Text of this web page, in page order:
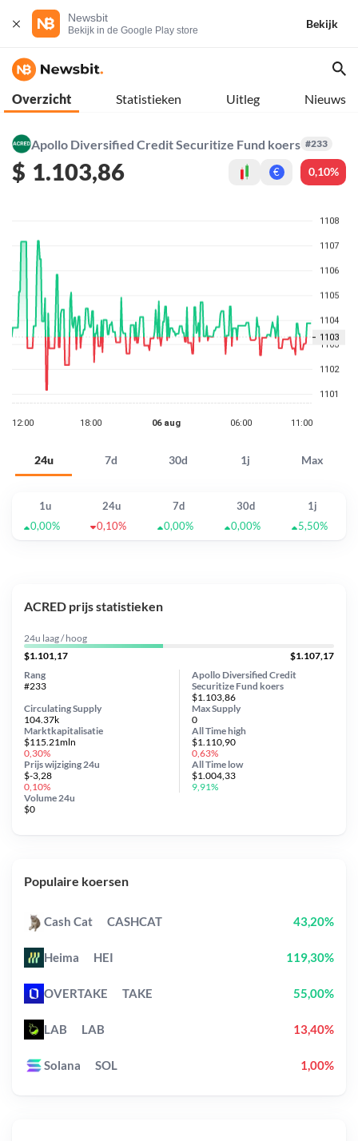
Newsbit
Bekijk in de Google Play store
Bekijk
Overzicht Statistieken Uitleg Nieuws
Apollo Diversified Credit Securitize Fund koers #233
$ 1.103,86 € 0,10%
24u 7d 30d 1j Max
1u 24u 7d 30d
1j
0,00%
0,10% 0,00% 0,00% 5,50%
ACRED prijs statistieken
24u laag / hoog
$1.101,17
$1.107,17
Apollo Diversified Credit
Securitize Fund koers
$1.103,86
Circulating Supply
104.37k
Prijs wijziging 24u
$-3,28
0,10%
Max Supply
0
Marktkapitalisatie
$115.21mln
0,30%
Volume 24u
$0
Rang
#233
All Timehigh
$1.110,90
0,63%
All Time low
$1.004,33
9,91%
Populaire koersen
Cash Cat CASHCAT 43,20%
Heima HEI 119,30%
OVERTAKE TAKE 55,00%
LAB LAB 13,40%
Solana SOL 1,00%